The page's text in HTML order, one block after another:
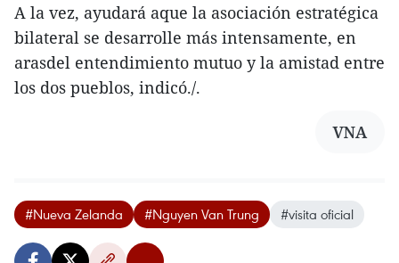
A la vez, ayudará aque la asociación estratégica
bilateral se desarrolle más intensamente, en
arasdel entendimiento mutuo y la amistad entre
los dos pueblos, indicó./.
VNA
#Nueva Zelanda #Nguyen Van Trung #visita oficial